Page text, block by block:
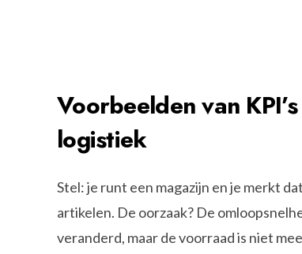
Voorbeelden van
logistiek
Stel: je runt een magazijn en je merkt
artikelen. De oorzaak? De
veranderd, maar de voorraad is niet